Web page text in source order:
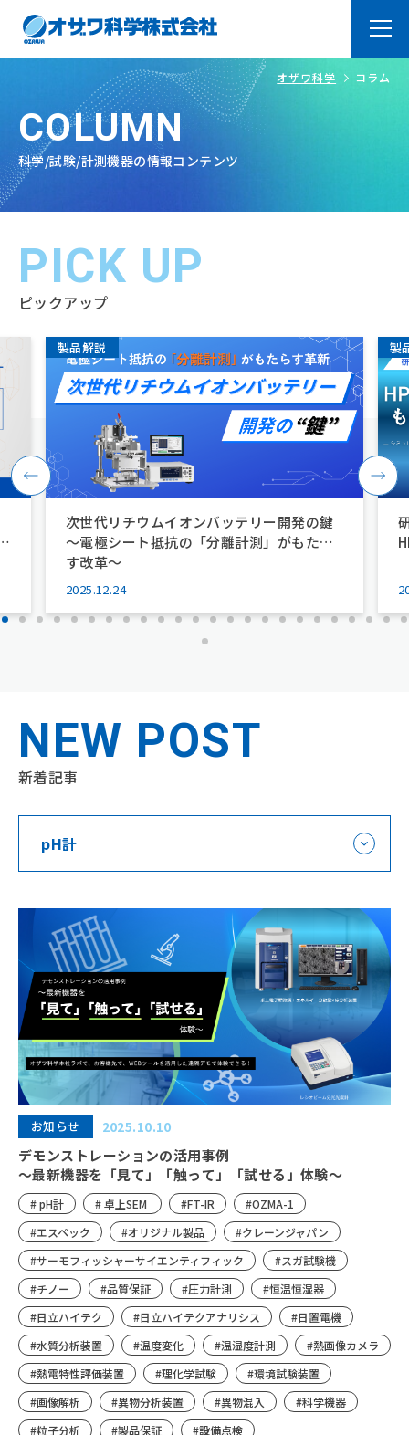
トップページ Top
オザワ科学の強み About
製品・サービス
品
取扱メーカー
技術サービス
Company
経営理念
沿革
拠点一覧
環境/CSR活動
サービス Service
オザワ科学 コラム
COLUMN
科学/試験/計測機器の情報コンテンツ
PICK UP
ピックアップ
製品解説
次世代リチウムイオンバッテリー開発の鍵
～電極シート抵抗の「分離計測」がもたら
す改革～
2025.12.24
製
NEW POST
新着記事
pH計
お知らせ 2025.10.10
デモンストレーションの活用事例
～最新機器を「見て」「触って」「試せる」体験～
# pH計 # 卓上SEM #FT-IR
#OZMA-1
#エスペック
#オリジナル製品
#クレーンジャパン
#サーモフィッシャーサイエンティフィック
#スガ試験機
#チノー
#品質保証 #圧力計測
#恒温恒湿器
#日立ハイテク
#日立ハイテクアナリシス
#日置電機
#水質分析装置
#温度変化 #温湿度計測
#熱画像カメラ
#熱電特性評価装置
#理化学試験
#環境試験装置
#画像解析
#異物分析装置 #異物混入
#科学機器
#粒子分析
#製品保証
#設備点検